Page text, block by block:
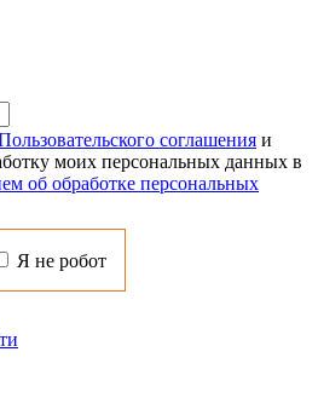
соглашения и
моих персональных данных в
об обработке персональных
Я не робот